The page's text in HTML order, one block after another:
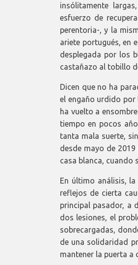
insólitamente
esfuerzo de
perentoria-, y la
ariete portugués, en
desplegada por los
castañazo al tobillo
Dicen que no ha
el engaño urdido por
ha vuelto a
tiempo en pocos
tanta mala suerte,
desde mayo de
casa blanca, cuando
En último análisis,
reflejos de cierta
principal pasador, a
dos lesiones, el
sobrecargadas,
de una solidaridad
mantener la puerta a